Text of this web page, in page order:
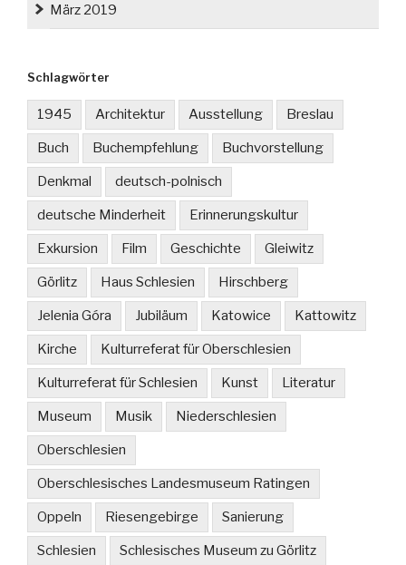
März 2019
Schlagwörter
1945 Architektur Ausstellung Breslau
Buch Buchempfehlung Buchvorstellung
Denkmal deutsch-polnisch
deutsche Minderheit Erinnerungskultur
Exkursion Film Geschichte Gleiwitz
Görlitz Haus Schlesien Hirschberg
Jelenia Góra Jubiläum Katowice Kattowitz
Kirche Kulturreferat für Oberschlesien
Kulturreferat für Schlesien Kunst Literatur
Museum Musik Niederschlesien
Oberschlesien
Oberschlesisches Landesmuseum Ratingen
Oppeln Riesengebirge Sanierung
Schlesien Schlesisches Museum zu Görlitz